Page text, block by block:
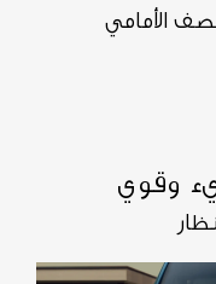
الأمامي
وقوي